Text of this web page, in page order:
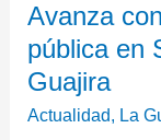
Avanza
pública en
Guajira
Actualidad, La
en
Sichichón,
Manaure,
en